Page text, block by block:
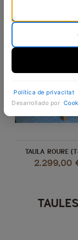
TAULA ROURE
1.900,00
TAULA ROURE
2.299,00
Política de privacitat
Desarrollado por